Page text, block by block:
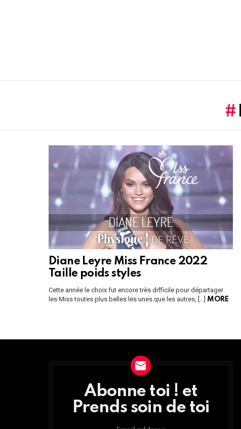
LATEST
STORIES
Diane Leyre Miss France 2022
Taille poids styles
Cette année le choix fut encore très difficile pour départager
les Miss toutes plus belles les unes que les autres, […] MORE
DÉCOUVRE
TOUTES
LES
Abonne toi ! et
Prends soin de toi